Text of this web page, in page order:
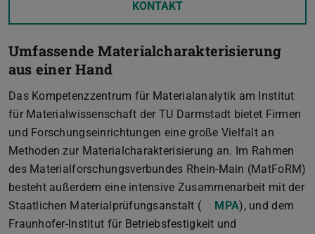
KONTAKT
Umfassende Materialcharakterisierung
aus einer Hand
Das Kompetenzzentrum für Materialanalytik am Institut
für Materialwissenschaft der TU Darmstadt bietet Firmen
und Forschungseinrichtungen eine große Vielfalt an
Methoden zur Materialcharakterisierung an. Im Rahmen
des Materialforschungsverbundes Rhein-Main (MatFoRM)
besteht außerdem eine intensive Zusammenarbeit mit der
Staatlichen Materialprüfungsanstalt (
MPA), und dem
Fraunhofer-Institut für Betriebsfestigkeit und